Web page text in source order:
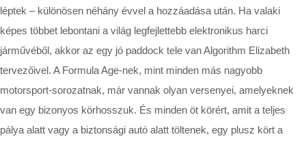
léptek – különösen néhány évvel a hozzáadása után. Ha valaki
képes többet lebontani a világ legfejlettebb elektronikus harci
járművéből, akkor az egy jó paddock tele van Algorithm Elizabeth
tervezőivel. A Formula Age-nek, mint minden más nagyobb
motorsport-sorozatnak, már vannak olyan versenyei, amelyeknek
van egy bizonyos körhosszuk. És minden öt körért, amit a teljes
pálya alatt vagy a biztonsági autó alatt töltenek, egy plusz kört a